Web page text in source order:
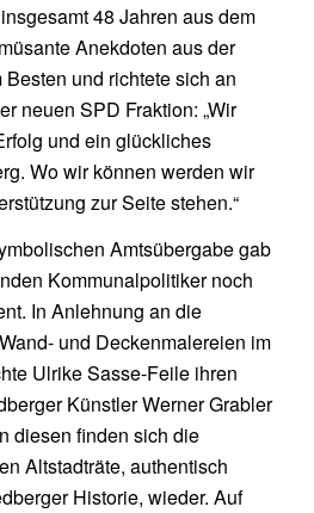
48 Jahren aus dem
Anekdoten aus der
und richtete sich an
neuen SPD Fraktion: „Wir
und ein glückliches
Wo wir können werden wir
zur Seite stehen.“
Amtsübergabe gab
Kommunalpolitiker noch
In Anlehnung an die
und Deckenmalereien im
Ulrike Sasse-Feile ihren
Künstler Werner Grabler
diesen finden sich die
Altstadträte, authentisch
Historie, wieder. Auf